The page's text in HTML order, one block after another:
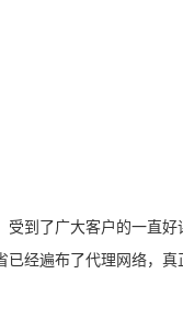
到了广大客户的一直
经遍布了代理网络，